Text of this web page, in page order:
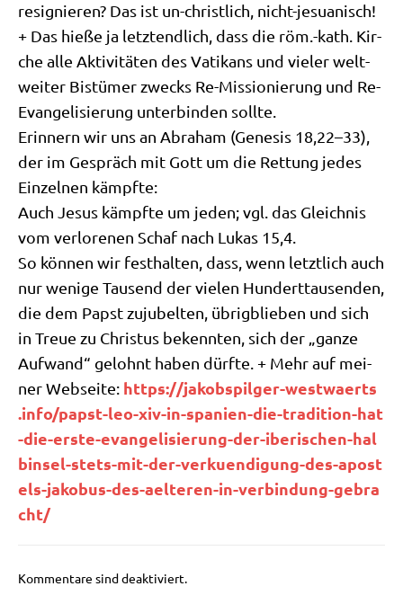
resi­gnie­ren? Das ist un-christ­lich, nicht-jesu­a­nisch!
+ Das hie­ße ja letzt­end­lich, dass die röm.-kath. Kir­
che alle Akti­vi­tä­ten des Vati­kans und vie­ler welt­
wei­ter Bis­tü­mer zwecks Re-Mis­sio­nie­rung und Re-
Evan­ge­li­sie­rung unter­bin­den sollte.
Erin­nern wir uns an Abra­ham (Gene­sis 18,22–33),
der im Gespräch mit Gott um die Ret­tung jedes
Ein­zel­nen kämpfte:
Auch Jesus kämpf­te um jeden; vgl. das Gleich­nis
vom ver­lo­re­nen Schaf nach Lukas 15,4.
So kön­nen wir fest­hal­ten, dass, wenn letzt­lich auch
nur weni­ge Tau­send der vie­len Hun­dert­tau­sen­den,
die dem Papst zuju­bel­ten, übrig­blie­ben und sich
in Treue zu Chri­stus bekenn­ten, sich der „gan­ze
Auf­wand“ gelohnt haben dürf­te. + Mehr auf mei­
ner Web­sei­te: https://​jakobs​pil​ger​-west​waerts​
.info/​p​a​p​s​t​-​l​e​o​-​x​i​v​-​i​n​-​s​p​a​n​i​e​n​-​d​i​e​-​t​r​a​d​i​t​i​o​n​-​h​a​t​
-​d​i​e​-​e​r​s​t​e​-​e​v​a​n​g​e​l​i​s​i​e​r​u​n​g​-​d​e​r​-​i​b​e​r​i​s​c​h​e​n​-​h​a​l​
b​i​n​s​e​l​-​s​t​e​t​s​-​m​i​t​-​d​e​r​-​v​e​r​k​u​e​n​d​i​g​u​n​g​-​d​e​s​-​a​p​o​s​t​
e​l​s​-​j​a​k​o​b​u​s​-​d​e​s​-​a​e​l​t​e​r​e​n​-​i​n​-​v​e​r​b​i​n​d​u​n​g​-​g​e​b​r​a​
c​ht/
Kommentare sind deaktiviert.